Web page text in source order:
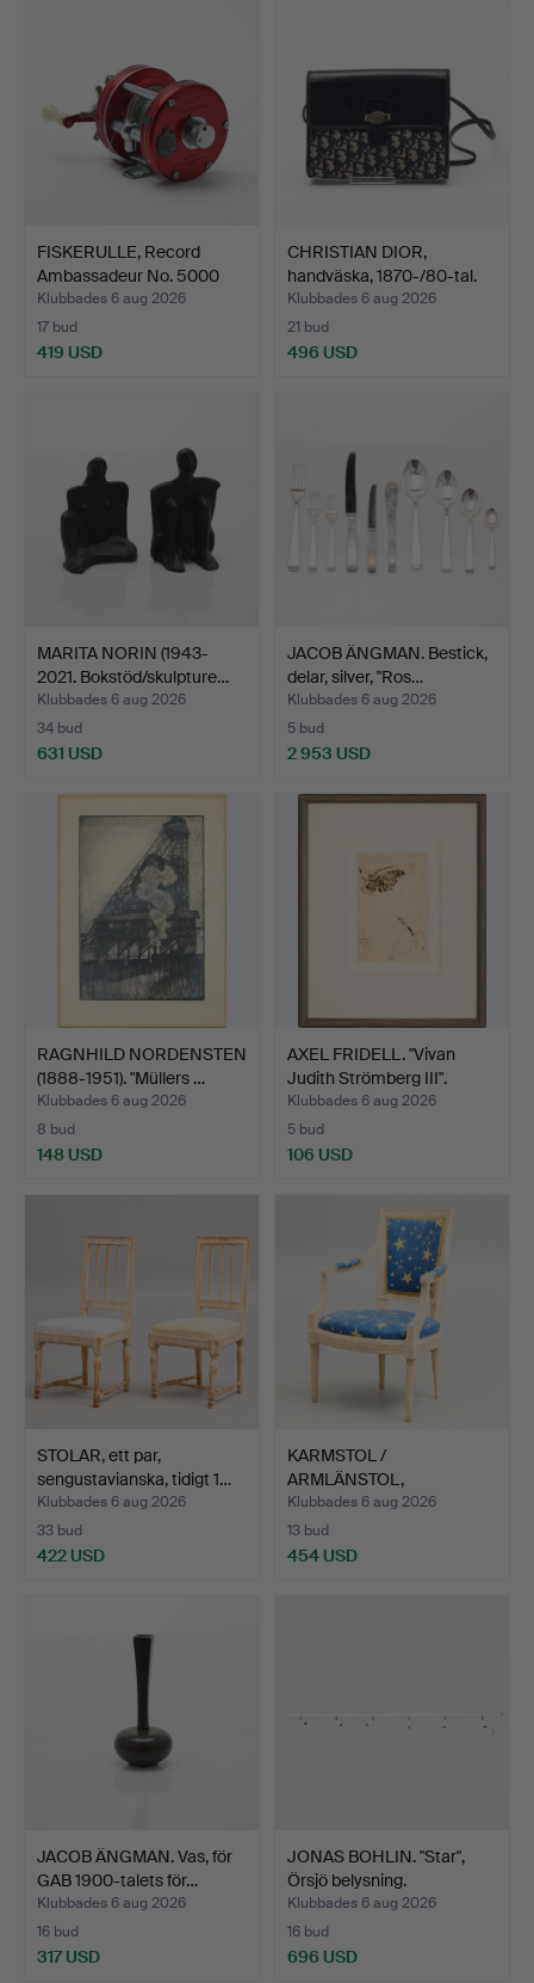
FISKERULLE, Record
Ambassadeur No. 5000
MO…
Klubbades 6 aug 2026
17 bud
419 USD
CHRISTIAN DIOR,
handväska, 1870-/80-tal.
Klubbades 6 aug 2026
21 bud
496 USD
MARITA NORIN (1943-
2021. Bokstöd/skulpture…
Klubbades 6 aug 2026
34 bud
631 USD
JACOB ÄNGMAN. Bestick,
delar, silver, "Ros…
Klubbades 6 aug 2026
5 bud
2 953 USD
RAGNHILD NORDENSTEN
(1888-1951). "Müllers …
Klubbades 6 aug 2026
8 bud
148 USD
AXEL FRIDELL. "Vivan
Judith Strömberg III".
Klubbades 6 aug 2026
5 bud
106 USD
STOLAR, ett par,
sengustavianska, tidigt 1…
Klubbades 6 aug 2026
33 bud
422 USD
KARMSTOL /
ARMLÄNSTOL,
sengustavianskt sto…
Klubbades 6 aug 2026
13 bud
454 USD
JACOB ÄNGMAN. Vas, för
GAB 1900-talets för…
Klubbades 6 aug 2026
16 bud
317 USD
JONAS BOHLIN. "Star",
Örsjö belysning.
Klubbades 6 aug 2026
16 bud
696 USD